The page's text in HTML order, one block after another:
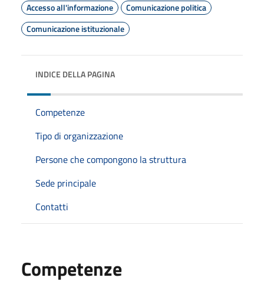
Accesso all'informazione
Comunicazione politica
Comunicazione istituzionale
INDICE DELLA PAGINA
Competenze
Tipo di organizzazione
Persone che compongono la struttura
Sede principale
Contatti
Competenze